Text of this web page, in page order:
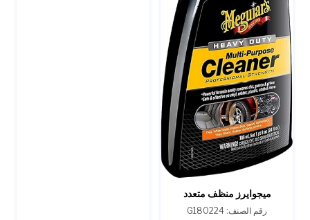
ميجوايرز منظف متعدد
الأغراض شديد التحمل، 24
رقم الصنف: G180224